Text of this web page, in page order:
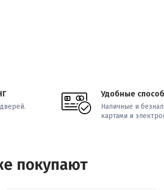
Удобные
Наличные и
картами и
покупают